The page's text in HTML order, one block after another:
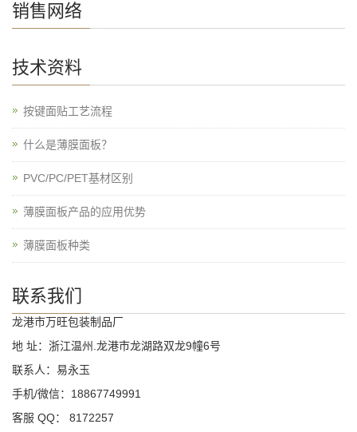
销售网络
技术资料
按键面贴工艺流程
什么是薄膜面板？
PVC/PC/PET基材区别
薄膜面板产品的应用优势
薄膜面板种类
联系我们
龙港市万旺包装制品厂
地 址：浙江温州.龙港市龙湖路双龙9幢6号
联系人：易永玉
手机/微信：18867749991
客服 QQ： 8172257